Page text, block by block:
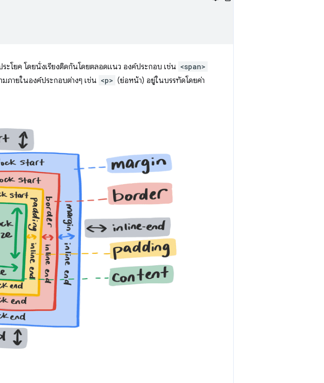
โยค โดยนั่งเรียงติดกันโดยตลอดแนว องค์ประกอบ เช่น <span>
ภายในองค์ประกอบต่างๆ เช่น <p> (ย่อหน้า) อยู่ในบรรทัดโดยค่า